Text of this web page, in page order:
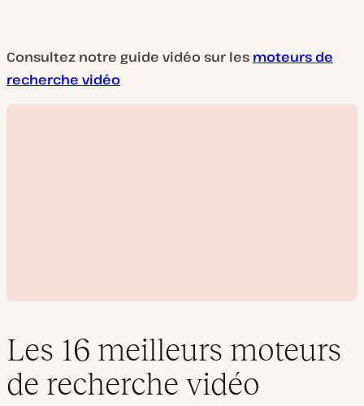
Consultez notre guide vidéo sur les moteurs de
recherche vidéo
Les 16 meilleurs moteurs
de recherche vidéo